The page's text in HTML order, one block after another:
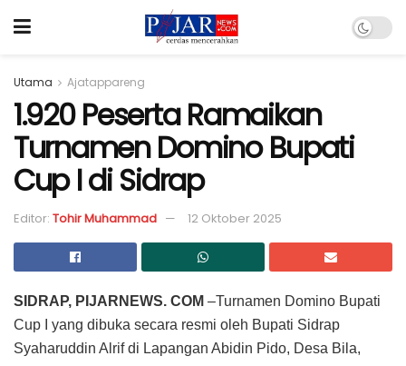
Utama Ajatappareng
1.920 Peserta Ramaikan
Turnamen Domino Bupati
Cup I di Sidrap
Editor: Tohir Muhammad 12 Oktober 2025
SIDRAP, PIJARNEWS. COM –Turnamen Domino Bupati
Cup I yang dibuka secara resmi oleh Bupati Sidrap
Syaharuddin Alrif di Lapangan Abidin Pido, Desa Bila,